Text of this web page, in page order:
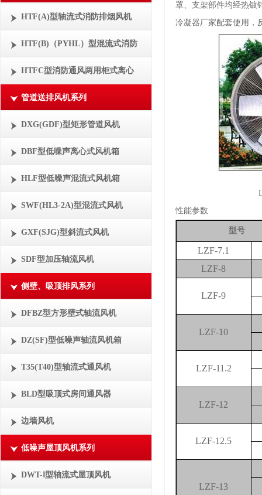
HTF(A)型轴流式消防排烟风机
HTF(B)（PYHL）型混流式消防
HTFC型消防通风两用柜式离心
管道送排风机系列
DXG(GDF)型矩形管道风机
DBF型低噪声离心式风机箱
HLF型低噪声混流式风机箱
SWF(HL3-2A)型混流式风机
GXF(SJG)型斜流式风机
SDF型加压轴流风机
侧壁、吸顶排风系列
DFBZ型方形壁式轴流风机
DZ(SF)型低噪声轴流风机箱
T35(T40)型轴流式通风机
BLD型吸顶式房间通风器
边墙风机
低噪声屋顶风机系列
DWT-Ⅰ型轴流式屋顶风机
罩、支架部件均经热镀
冷凝器厂家配套使用，
性能参数
型号
LZF-7.1
LZF-8
LZF-9
LZF-10
LZF-11.2
LZF-12
LZF-12.5
LZF-13